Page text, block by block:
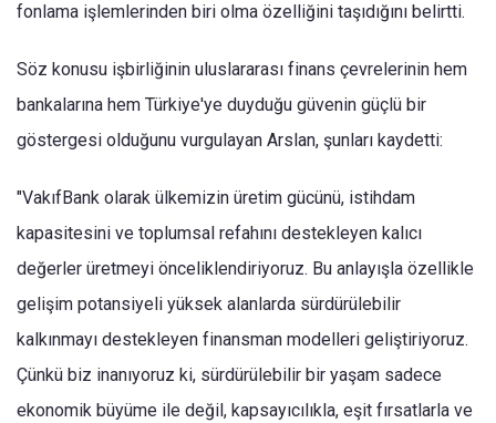
fonlama işlemlerinden biri olma özelliğini taşıdığını belirtti.
Söz konusu işbirliğinin uluslararası finans çevrelerinin hem
bankalarına hem Türkiye'ye duyduğu güvenin güçlü bir
göstergesi olduğunu vurgulayan Arslan, şunları kaydetti:
"VakıfBank olarak ülkemizin üretim gücünü, istihdam
kapasitesini ve toplumsal refahını destekleyen kalıcı
değerler üretmeyi önceliklendiriyoruz. Bu anlayışla özellikle
gelişim potansiyeli yüksek alanlarda sürdürülebilir
kalkınmayı destekleyen finansman modelleri geliştiriyoruz.
Çünkü biz inanıyoruz ki, sürdürülebilir bir yaşam sadece
ekonomik büyüme ile değil, kapsayıcılıkla, eşit fırsatlarla ve